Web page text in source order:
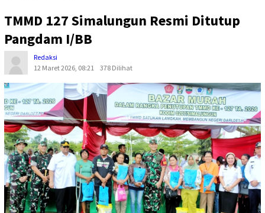
TMMD 127 Simalungun Resmi Ditutup
Pangdam I/BB
Redaksi
12 Maret 2026, 08:21
378 Dilihat